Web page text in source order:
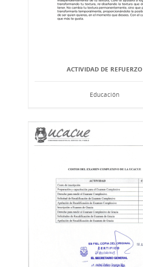
ACTIVIDAD DE REFUERZO
Educación